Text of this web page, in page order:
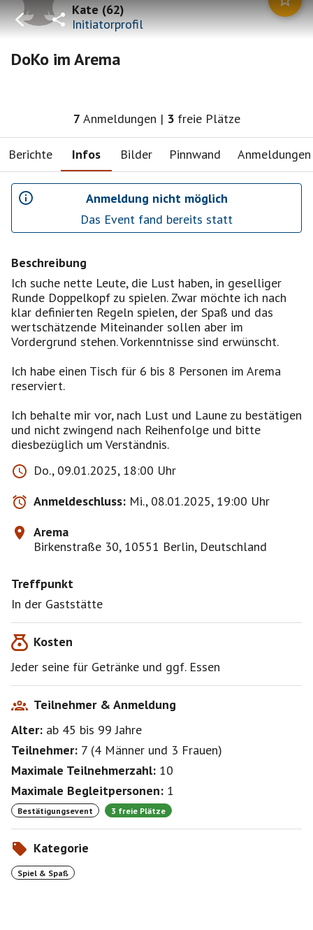
Kate(62)
Initiatorprofil
DoKo im Arema
7 Anmeldungen | 3 freie Plätze
Berichte Infos Bilder Pinnwand Anmeldungen
Anmeldung nicht möglich
Das Event fand bereits statt
Beschreibung
Ich suche nette Leute, die Lust haben, in geselliger
Runde Doppelkopf zu spielen. Zwar möchte ich nach
klar definierten Regeln spielen, der Spaß und das
wertschätzende Miteinander sollen aber im
Vordergrund stehen. Vorkenntnisse sind erwünscht.
Ich habe einen Tisch für 6 bis 8 Personen im Arema
reserviert.
Ich behalte mir vor, nach Lust und Laune zu bestätigen
und nicht zwingend nach Reihenfolge und bitte
diesbezüglich um Verständnis.
Do., 09.01.2025, 18:00 Uhr
Anmeldeschluss: Mi., 08.01.2025, 19:00 Uhr
Arema
Birkenstraße 30, 10551 Berlin, Deutschland
Treffpunkt
In der Gaststätte
Kosten
Jeder seine für Getränke und ggf. Essen
Teilnehmer & Anmeldung
Alter: ab 45 bis 99Jahre
Teilnehmer: 7 (4 Männer und 3 Frauen)
Maximale Teilnehmerzahl: 10
Maximale Begleitpersonen: 1
Bestätigungsevent 3 freie Plätze
Kategorie
Spiel & Spaß